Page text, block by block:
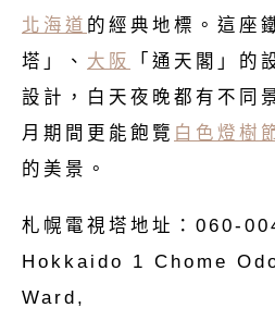
北海道 的經典地標。這座
塔」、 大阪
「通天閣」的
設計，白天夜晚都有不同
月期間更能飽覽 白色燈樹
的美景。
札幌電視塔地址：060-
Hokkaido 1 Chome
Ward,